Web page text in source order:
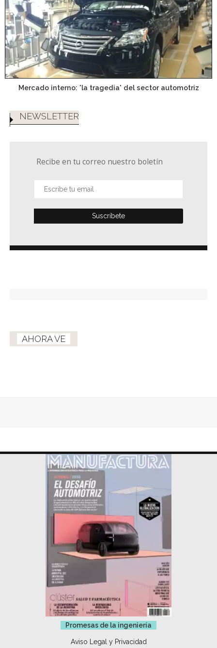
Mercado interno: 'la tragedia' del sector automotriz
NEWSLETTER
Recibe en tu correo nuestro boletín
AHORA VE
Promesas de la ingeniería
Aviso Legal y Privacidad